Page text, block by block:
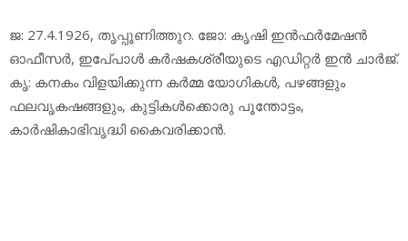
ജ: 27.4.1926, തൃപ്പൂണിത്തുറ. ജോ: കൃഷി ഇന്‍ഫര്‍മേഷന്‍
ഓഫീസര്‍, ഇപേ്പാള്‍ കര്‍ഷകശ്രീയുടെ എഡിറ്റര്‍ ഇന്‍ ചാര്‍ജ്.
കൃ: കനകം വിളയിക്കുന്ന കര്‍മ്മ യോഗികള്‍, പഴങ്ങളും
ഫലവൃകഷങ്ങളും, കുട്ടികള്‍ക്കൊരു പൂന്തോട്ടം,
കാര്‍ഷികാഭിവൃദ്ധി കൈവരിക്കാന്‍.